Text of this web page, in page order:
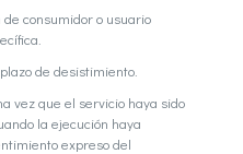
consumidor o usuario
de desistimiento.
vez que el servicio haya sido
la ejecución haya
expreso del